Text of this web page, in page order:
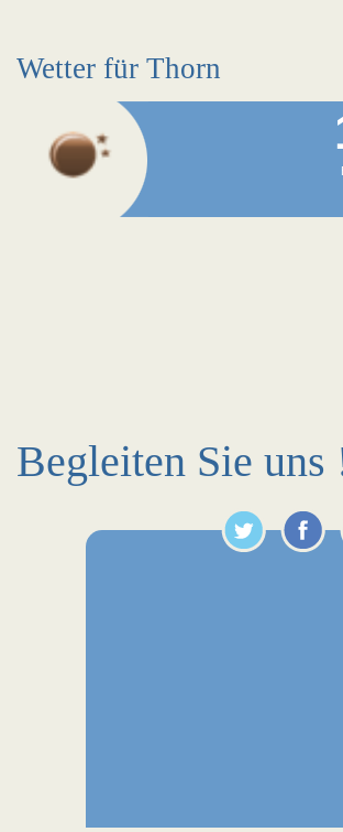
Wetter für Thorn
Begleiten Sie uns